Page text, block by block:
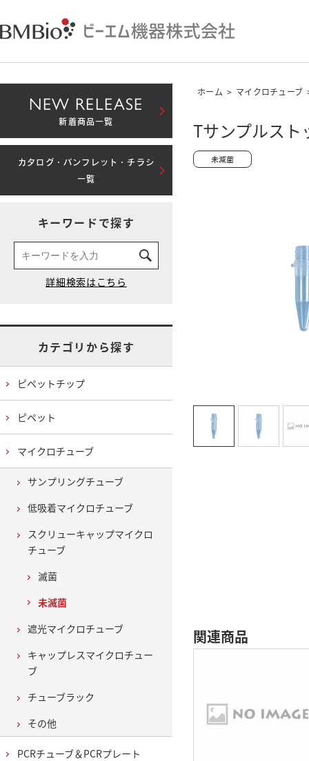
ホーム > マイクロチューブ
Tサンプルス
関連商品
NEW RELEASE
新着商品一覧
カタログ・パンフレット・チラシ
一覧
キーワードで探す
カテゴリから探す
ピペットチップ
ピペット
マイクロチューブ
サンプリングチューブ
低吸着マイクロチューブ
スクリューキャップマイクロ
チューブ
滅菌
未滅菌
遮光マイクロチューブ
キャップレスマイクロチュー
ブ
チューブラック
その他
PCRチューブ＆PCRプレート